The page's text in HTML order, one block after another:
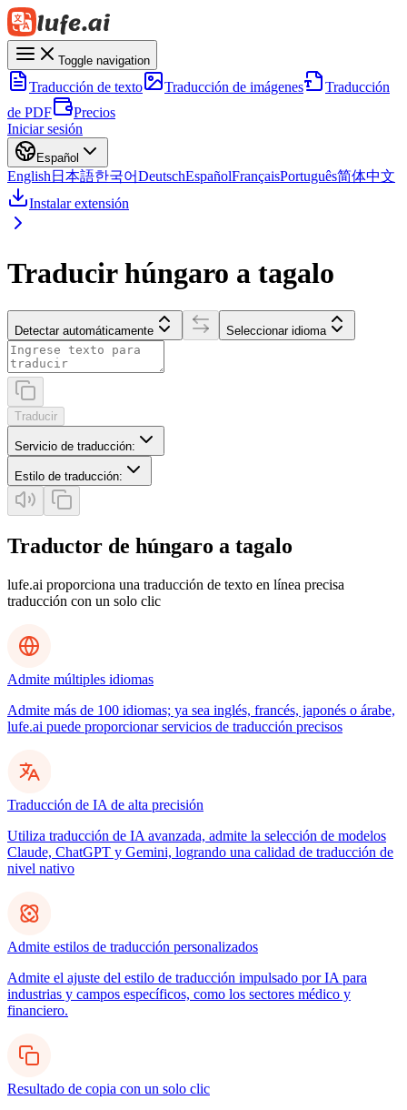
Toggle navigation
Traducción de texto Traducción de imágenes
Traducción
de PDF
Precios
Iniciar sesión
Español
English 日本語한국어DeutschEspañolFrançaisPortuguês简体中文
Instalar extensión
Traducir húngaro a tagalo
Detectar automáticamente Seleccionar idioma
Traducir
Servicio de traducción:
Estilo de traducción:
Traductor de húngaro a tagalo
lufe.ai proporciona una traducción de texto en línea precisa
traducción con un solo clic
Admite múltiples idiomas
Admite más de 100 idiomas; ya sea inglés, francés, japonés o árabe,
lufe.ai puede proporcionar servicios de traducción precisos
Traducción de IA de alta precisión
Utiliza traducción de IA avanzada, admite la selección de modelos
Claude, ChatGPT y Gemini, logrando una calidad de traducción de
nivel nativo
Admite estilos de traducción personalizados
Admite el ajuste del estilo de traducción impulsado por IA para
industrias y campos específicos, como los sectores médico y
financiero.
Resultado de copia con un solo clic